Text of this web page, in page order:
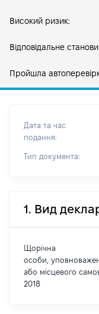
Високий ризик:
Відповідальне
Пройшла
Дата та час
подання:
Тип документа:
1. Вид
Щорічна
особи,
або місцевого
2018